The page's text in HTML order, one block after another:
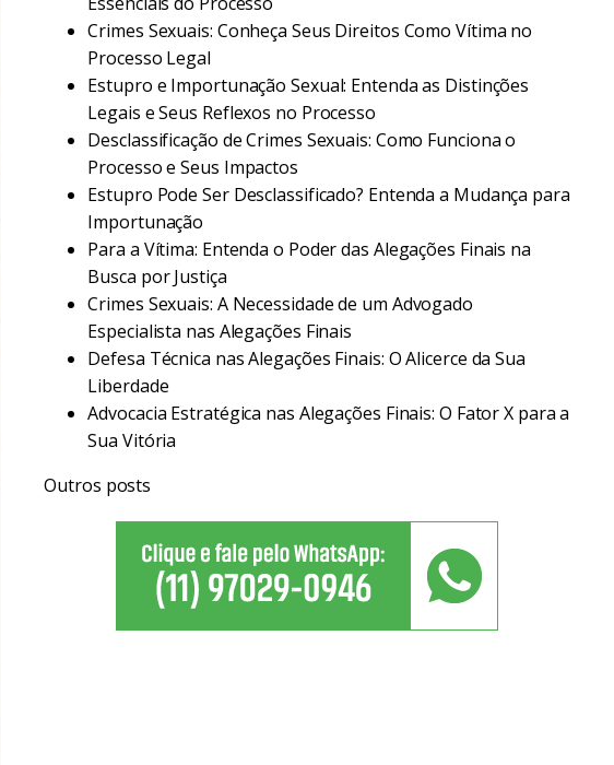
Crimes Sexuais: Conheça Seus Direitos Como Vítima no
Processo Legal
Estupro e Importunação Sexual: Entenda as Distinções
Legais e Seus Reflexos no Processo
Desclassificação de Crimes Sexuais: Como Funciona o
Processo e Seus Impactos
Estupro Pode Ser Desclassificado? Entenda a Mudança para
Importunação
Para a Vítima: Entenda o Poder das Alegações Finais na
Busca por Justiça
Crimes Sexuais: A Necessidade de um Advogado
Especialista nas Alegações Finais
Defesa Técnica nas Alegações Finais: O Alicerce da Sua
Liberdade
Advocacia Estratégica nas Alegações Finais: O Fator X para a
Sua Vitória
Outros posts